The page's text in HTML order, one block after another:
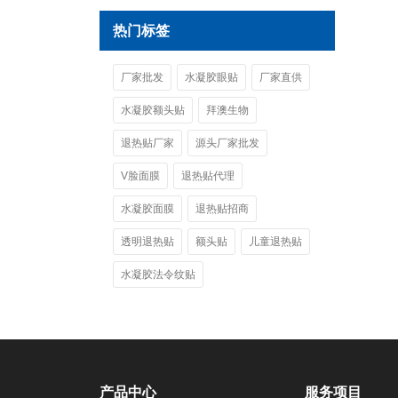
热门标签
厂家批发 水凝胶眼贴 厂家直供
水凝胶额头贴 拜澳生物
退热贴厂家 源头厂家批发
V脸面膜 退热贴代理
水凝胶面膜 退热贴招商
透明退热贴 额头贴 儿童退热贴
水凝胶法令纹贴
产品中心 服务项目